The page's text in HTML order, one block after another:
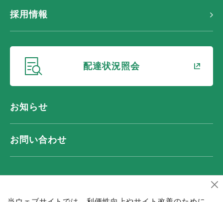
採用情報
配達状況照会新しいウィンドウ
お知らせ
お問い合わせ